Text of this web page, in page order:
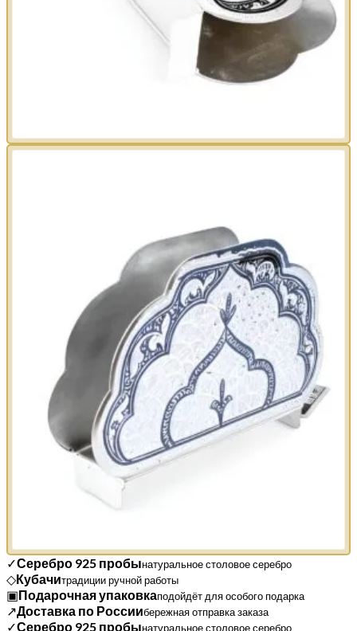
✓Серебро 925 пробынатуральное столовое серебро
◇Кубачитрадиции ручной работы
▣Подарочная упаковкаподойдёт для особого подарка
↗Доставка по Россиибережная отправка заказа
✓Серебро 925 пробынатуральное столовое серебро